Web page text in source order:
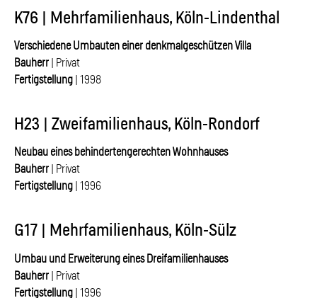
K76 | Mehrfamilienhaus, Köln-Lindenthal
Verschiedene Umbauten einer denkmalgeschützen Villa
Bauherr | Privat
Fertigstellung | 1998
H23 | Zweifamilienhaus, Köln-Rondorf
Neubau eines behindertengerechten Wohnhauses
Bauherr | Privat
Fertigstellung | 1996
G17 | Mehrfamilienhaus, Köln-Sülz
Umbau und Erweiterung eines Dreifamilienhauses
Bauherr | Privat
Fertigstellung | 1996